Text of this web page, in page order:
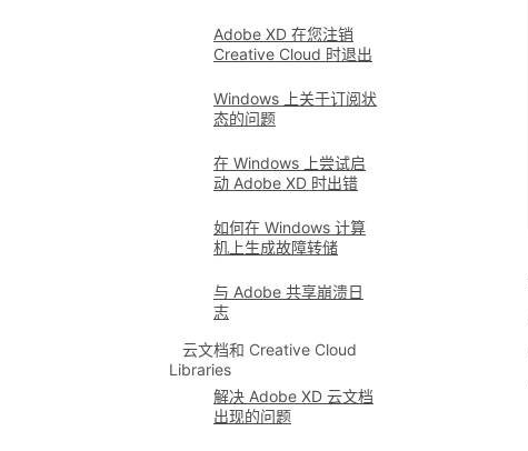
Adobe XD 在您注销
Creative Cloud 时退出
Windows 上关于订阅状
态的问题
在 Windows 上尝试启
动 Adobe XD 时出错
如何在 Windows 计算
机上生成故障转储
与 Adobe 共享崩溃日
志
云文档和 Creative Cloud
Libraries
解决 Adobe XD 云文档
出现的问题